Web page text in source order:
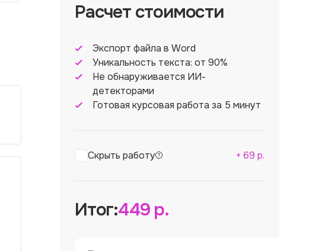
Расчет стоимости
Экспорт файла в Word
Уникальность текста: от 90%
Не обнаруживается ИИ-
детекторами
Готовая курсовая работа за 5 минут
Скрыть работу + 69 р.
Итог:449р.